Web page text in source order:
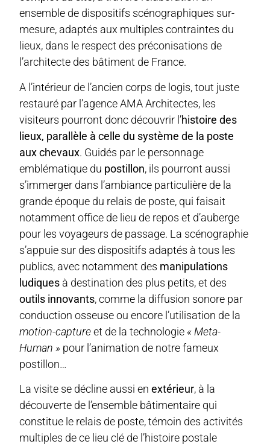
ensemble de dispositifs scénographiques sur-
mesure, adaptés aux multiples contraintes du
lieux, dans le respect des préconisations de
l’architecte des bâtiment de France.
A l’intérieur de l’ancien corps de logis, tout juste
restauré par l’agence AMA Architectes, les
visiteurs pourront donc découvrir l’histoire des
lieux, parallèle à celle du système de la poste
aux chevaux. Guidés par le personnage
emblématique du postillon, ils pourront aussi
s’immerger dans l’ambiance particulière de la
grande époque du relais de poste, qui faisait
notamment office de lieu de repos et d’auberge
pour les voyageurs de passage. La scénographie
s’appuie sur des dispositifs adaptés à tous les
publics, avec notamment des manipulations
ludiques à destination des plus petits, et des
outils innovants, comme la diffusion sonore par
conduction osseuse ou encore l’utilisation de la
motion-captureet de la technologie « Meta-
Human » pour l’animation de notre fameux
postillon…
La visite se décline aussi enextérieur, à la
découverte de l’ensemble bâtimentaire qui
constitue le relais de poste, témoin des activités
multiples de ce lieu clé de l’histoire postale